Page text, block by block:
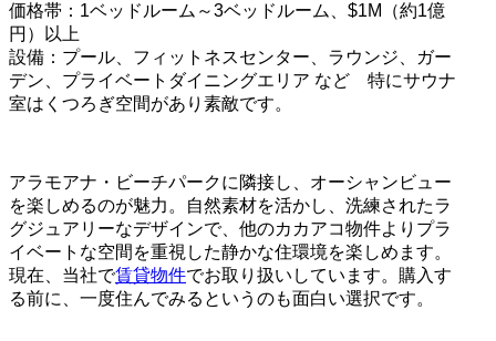
価格帯：1ベッドルーム～3ベッドルーム、$1M（約1億
円）以上
設備：プール、フィットネスセンター、ラウンジ、ガー
デン、プライベートダイニングエリア など 特にサウナ
室はくつろぎ空間があり素敵です。
アラモアナ・ビーチパークに隣接し、オーシャンビュー
を楽しめるのが魅力。自然素材を活かし、洗練されたラ
グジュアリーなデザインで、他のカカアコ物件よりプラ
イベートな空間を重視した静かな住環境を楽しめます。
現在、当社で賃貸物件でお取り扱いしています。購入す
る前に、一度住んでみるというのも面白い選択です。